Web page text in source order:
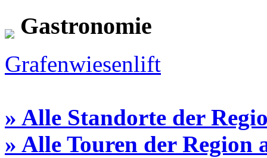
Gastronomie
Grafenwiesenlift
» Alle Standorte der
» Alle Touren der Region